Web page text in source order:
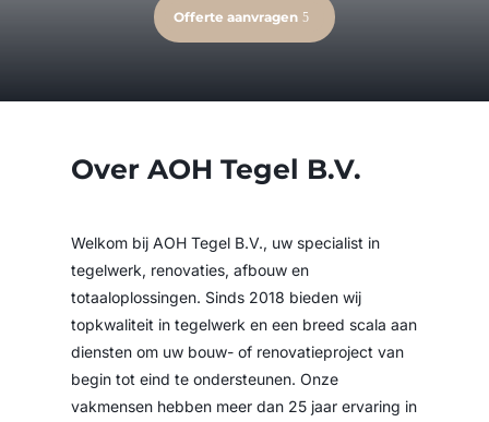
Offerte aanvragen
Over AOH Tegel B.V.
Welkom bij AOH Tegel B.V., uw specialist in
tegelwerk, renovaties, afbouw en
totaaloplossingen. Sinds 2018 bieden wij
topkwaliteit in tegelwerk en een breed scala aan
diensten om uw bouw- of renovatieproject van
begin tot eind te ondersteunen. Onze
vakmensen hebben meer dan 25 jaar ervaring in